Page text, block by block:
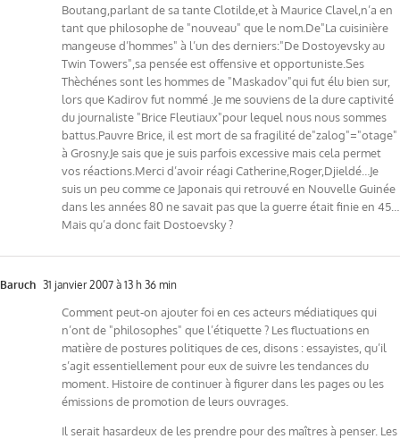
Boutang,parlant de sa tante Clotilde,et à Maurice Clavel,n’a en
tant que philosophe de "nouveau" que le nom.De"La cuisinière
mangeuse d’hommes" à l’un des derniers:"De Dostoyevsky au
Twin Towers",sa pensée est offensive et opportuniste.Ses
Thèchénes sont les hommes de "Maskadov"qui fut élu bien sur,
lors que Kadirov fut nommé .Je me souviens de la dure captivité
du journaliste "Brice Fleutiaux"pour lequel nous nous sommes
battus.Pauvre Brice, il est mort de sa fragilité de"zalog"="otage"
à Grosny.Je sais que je suis parfois excessive mais cela permet
vos réactions.Merci d’avoir réagi Catherine,Roger,Djieldé…Je
suis un peu comme ce Japonais qui retrouvé en Nouvelle Guinée
dans les années 80 ne savait pas que la guerre était finie en 45…
Mais qu’a donc fait Dostoevsky ?
Baruch 31 janvier 2007 à 13 h 36 min
Comment peut-on ajouter foi en ces acteurs médiatiques qui
n’ont de "philosophes" que l’étiquette ? Les fluctuations en
matière de postures politiques de ces, disons : essayistes, qu’il
s’agit essentiellement pour eux de suivre les tendances du
moment. Histoire de continuer à figurer dans les pages ou les
émissions de promotion de leurs ouvrages.
Il serait hasardeux de les prendre pour des maîtres à penser. Les